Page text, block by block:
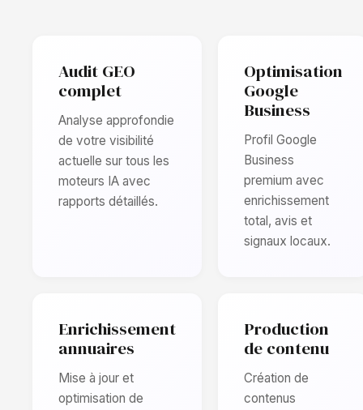
Audit GEO
complet
Analyse approfondie
de votre visibilité
actuelle sur tous les
moteurs IA avec
rapports détaillés.
Optimisation
Google
Business
Profil Google
Business
premium avec
enrichissement
total, avis et
signaux locaux.
Enrichissement
annuaires
Mise à jour et
optimisation de
Production
de contenu
Création de
contenus